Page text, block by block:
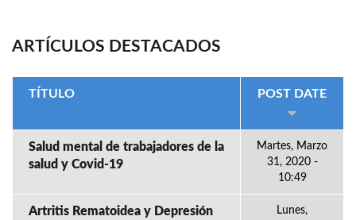
ARTÍCULOS DESTACADOS
TÍTULO POST DATE
Salud mental de trabajadores de la
salud y Covid-19
Martes, Marzo
31, 2020 -
10:49
Artritis Rematoidea y Depresión
Lunes,